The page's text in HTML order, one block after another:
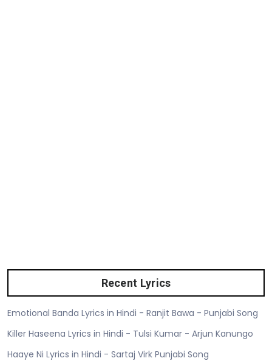
Recent Lyrics
Emotional Banda Lyrics in Hindi - Ranjit Bawa - Punjabi Song
Killer Haseena Lyrics in Hindi - Tulsi Kumar - Arjun Kanungo
Haaye Ni Lyrics in Hindi - Sartaj Virk Punjabi Song